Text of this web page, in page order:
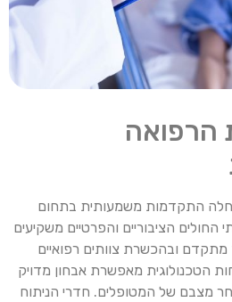
הרפואה
חלה התקדמות משמעותית בתחום
החולים הציבוריים והפרטיים משקיעים
מתקדם ובהכשרת צוותים רפואיים
הטכנולוגית מאפשרת אבחון מדויק
מצבם של המטופלים. חדרי הניתוח